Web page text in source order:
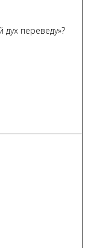
переведу»?